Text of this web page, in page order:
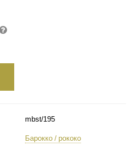
mbst/195
Барокко / рококо